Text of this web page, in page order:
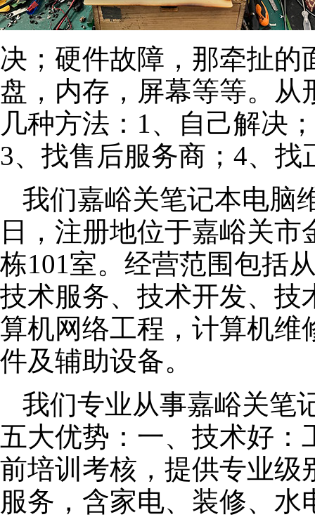
决；硬件故障，那牵扯的
盘，内存，屏幕等等。从
几种方法：1、自己解决
3、找售后服务商；4、找
我们嘉峪关笔记本电脑
日，注册地位于嘉峪关
栋101室。经营范围包括
技术服务、技术开发、技
算机网络工程，计算机维
件及辅助设备。
我们专业从事嘉峪关笔
五大优势：一、技术好
前培训考核，提供专业级
服务，含家电、装修、